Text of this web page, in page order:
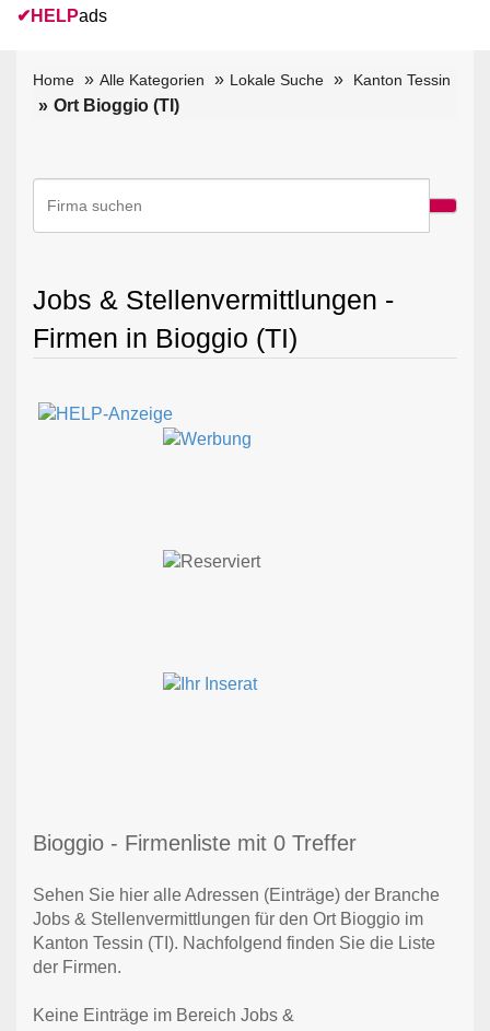
✔ HELPads
Home Alle Kategorien Lokale Suche Kanton Tessin
Ort Bioggio (TI)
Jobs & Stellenvermittlungen -
Firmen in Bioggio (TI)
Bioggio - Firmenliste mit 0 Treffer
Sehen Sie hier alle Adressen (Einträge) der Branche
Jobs & Stellenvermittlungen für den Ort Bioggio im
Kanton Tessin (TI). Nachfolgend finden Sie die Liste
der Firmen.
Keine Einträge im Bereich Jobs &